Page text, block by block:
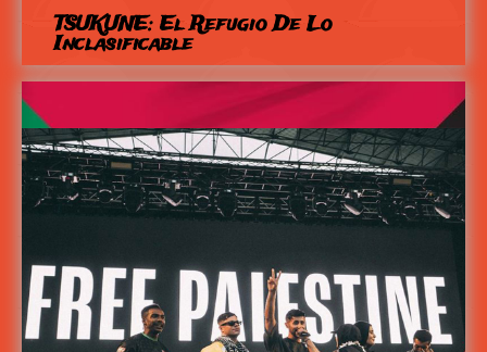
TSUKUNE: El Refugio De Lo
Inclasificable